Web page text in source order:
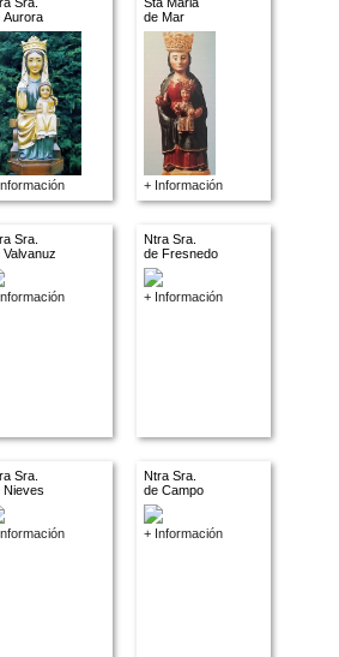
Aurora
de Mar
+ Información
Sra.
Valvanuz
Ntra Sra.
de Fresnedo
+ Información
Sra.
Nieves
Ntra Sra.
de Campo
+ Información